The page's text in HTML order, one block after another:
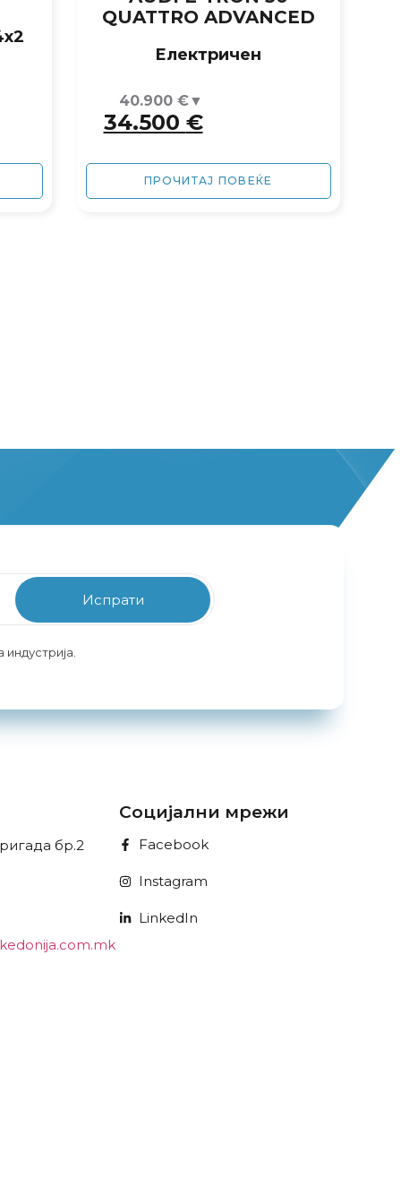
QUATTRO ADVANCED
Eлектричен
40.900 €
34.500 €
ПРОЧИТАЈ ПОВЕЌЕ
Испрати
бр.2
Социјални мрежи
Facebook
Instagram
LinkedIn